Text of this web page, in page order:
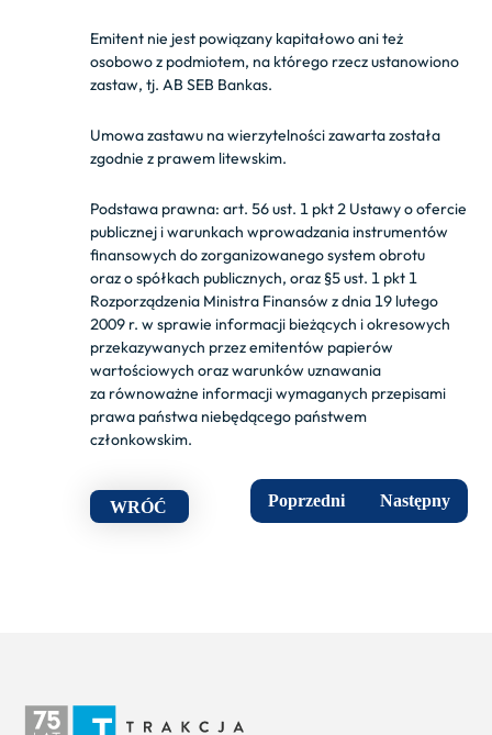
Emitent nie jest powiązany kapitałowo ani też
osobowo z podmiotem, na którego rzecz ustanowiono
zastaw, tj. AB SEB Bankas.
Umowa zastawu na wierzytelności zawarta została
zgodnie z prawem litewskim.
Podstawa prawna: art. 56 ust. 1 pkt 2 Ustawy o ofercie
publicznej i warunkach wprowadzania instrumentów
finansowych do zorganizowanego system obrotu
oraz o spółkach publicznych, oraz §5 ust. 1 pkt 1
Rozporządzenia Ministra Finansów z dnia 19 lutego
2009 r. w sprawie informacji bieżących i okresowych
przekazywanych przez emitentów papierów
wartościowych oraz warunków uznawania
za równoważne informacji wymaganych przepisami
prawa państwa niebędącego państwem
członkowskim.
WRÓĆ Poprzedni Następny